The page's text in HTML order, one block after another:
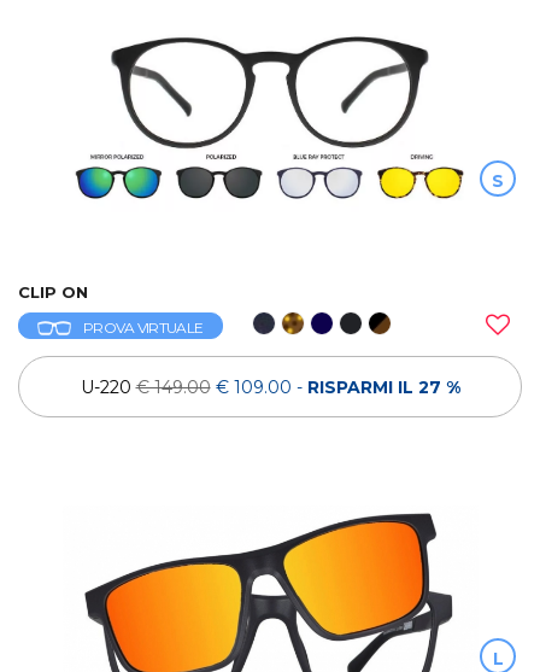
S
CLIP ON
PROVA VIRTUALE
U-220€ 149.00 € 109.00 - RISPARMI IL 27 %
L